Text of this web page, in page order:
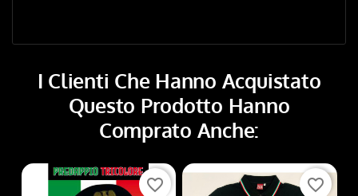
I Clienti Che Hanno Acquistato
Questo Prodotto Hanno
Comprato Anche:
favorite_border favorite_border